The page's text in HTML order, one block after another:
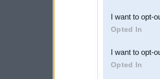
third parties.
I want to opt-
Opted In
I want to opt-
Opted In